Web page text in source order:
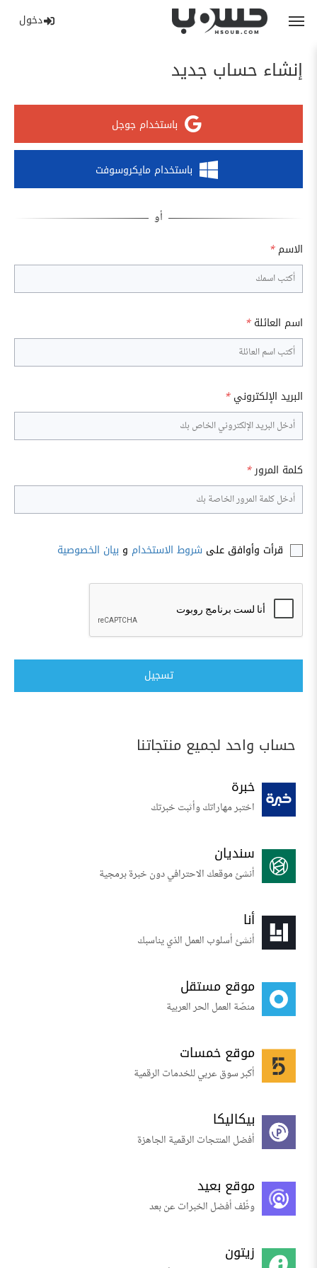
دخول
إنشاء حساب جديد
باستخدام جوجل
باستخدام مايكروسوفت
الاسم *
اسم العائلة *
البريد الإلكتروني *
كلمة المرور*
قرأت وأوافق على شروط الاستخدام و بيان الخصوصية
تسجيل
حساب واحد لجميع منتجاتنا
خبرة
اختبر مهاراتك وأثبت خبرتك
سنديان
أنشئ موقعك الاحترافي دون خبرة برمجية
أنا
أنشئ أسلوب العمل الذي يناسبك
موقع مستقل
منصّة العمل الحر العربية
موقع خمسات
أكبر سوق عربي للخدمات الرقمية
بيكاليكا
أفضل المنتجات الرقمية الجاهزة
موقع بعيد
وظّف أفضل الخبرات عن بعد
زيتون